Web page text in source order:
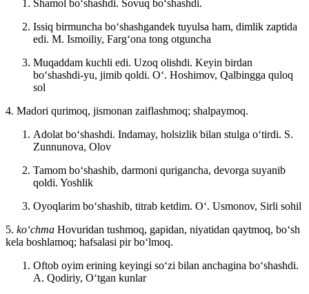
Shamol boʻshashdi. Sovuq boʻshashdi.
Issiq birmuncha boʻshashgandek tuyulsa ham, dimlik zaptida
edi. M. Ismoiliy, Fargʻona tong otguncha
Muqaddam kuchli edi. Uzoq olishdi. Keyin birdan
boʻshashdi-yu, jimib qoldi. Oʻ. Hoshimov, Qalbingga quloq
sol
4. Madori qurimoq, jismonan zaiflashmoq; shalpaymoq.
Adolat boʻshashdi. Indamay, holsizlik bilan stulga oʻtirdi. S.
Zunnunova, Olov
Tamom boʻshashib, darmoni qurigancha, devorga suyanib
qoldi. Yoshlik
Oyoqlarim boʻshashib, titrab ketdim. Oʻ. Usmonov, Sirli sohil
5. koʻchma Hovuridan tushmoq, gapidan, niyatidan qaytmoq, boʻsh
kela boshlamoq; hafsalasi pir boʻlmoq.
Oftob oyim erining keyingi soʻzi bilan anchagina boʻshashdi.
A. Qodiriy, Oʻtgan kunlar